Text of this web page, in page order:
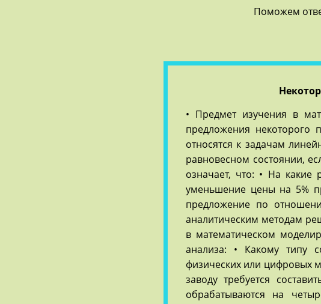
Поможем
• Предмет изучения в
предложения некоторого
относятся к задачам
равновесном состоянии,
означает, что: • На какие
уменьшение цены на 5%
предложение по
аналитическим методам
в математическом
анализа: • Какому типу
физических или цифровых
заводу требуется
обрабатываются на